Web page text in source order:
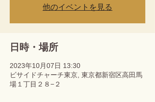
他のイベントを見る
日時・場所
2023年10月07日 13:30
ビサイドチャーチ東京, 東京都新宿区高田馬
場１丁目２８−２